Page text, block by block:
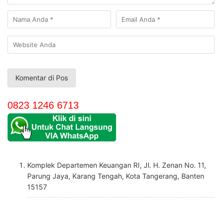
0823 1246 6713
Komplek Departemen Keuangan RI, Jl. H. Zenan No. 11,
Parung Jaya, Karang Tengah, Kota Tangerang, Banten
15157